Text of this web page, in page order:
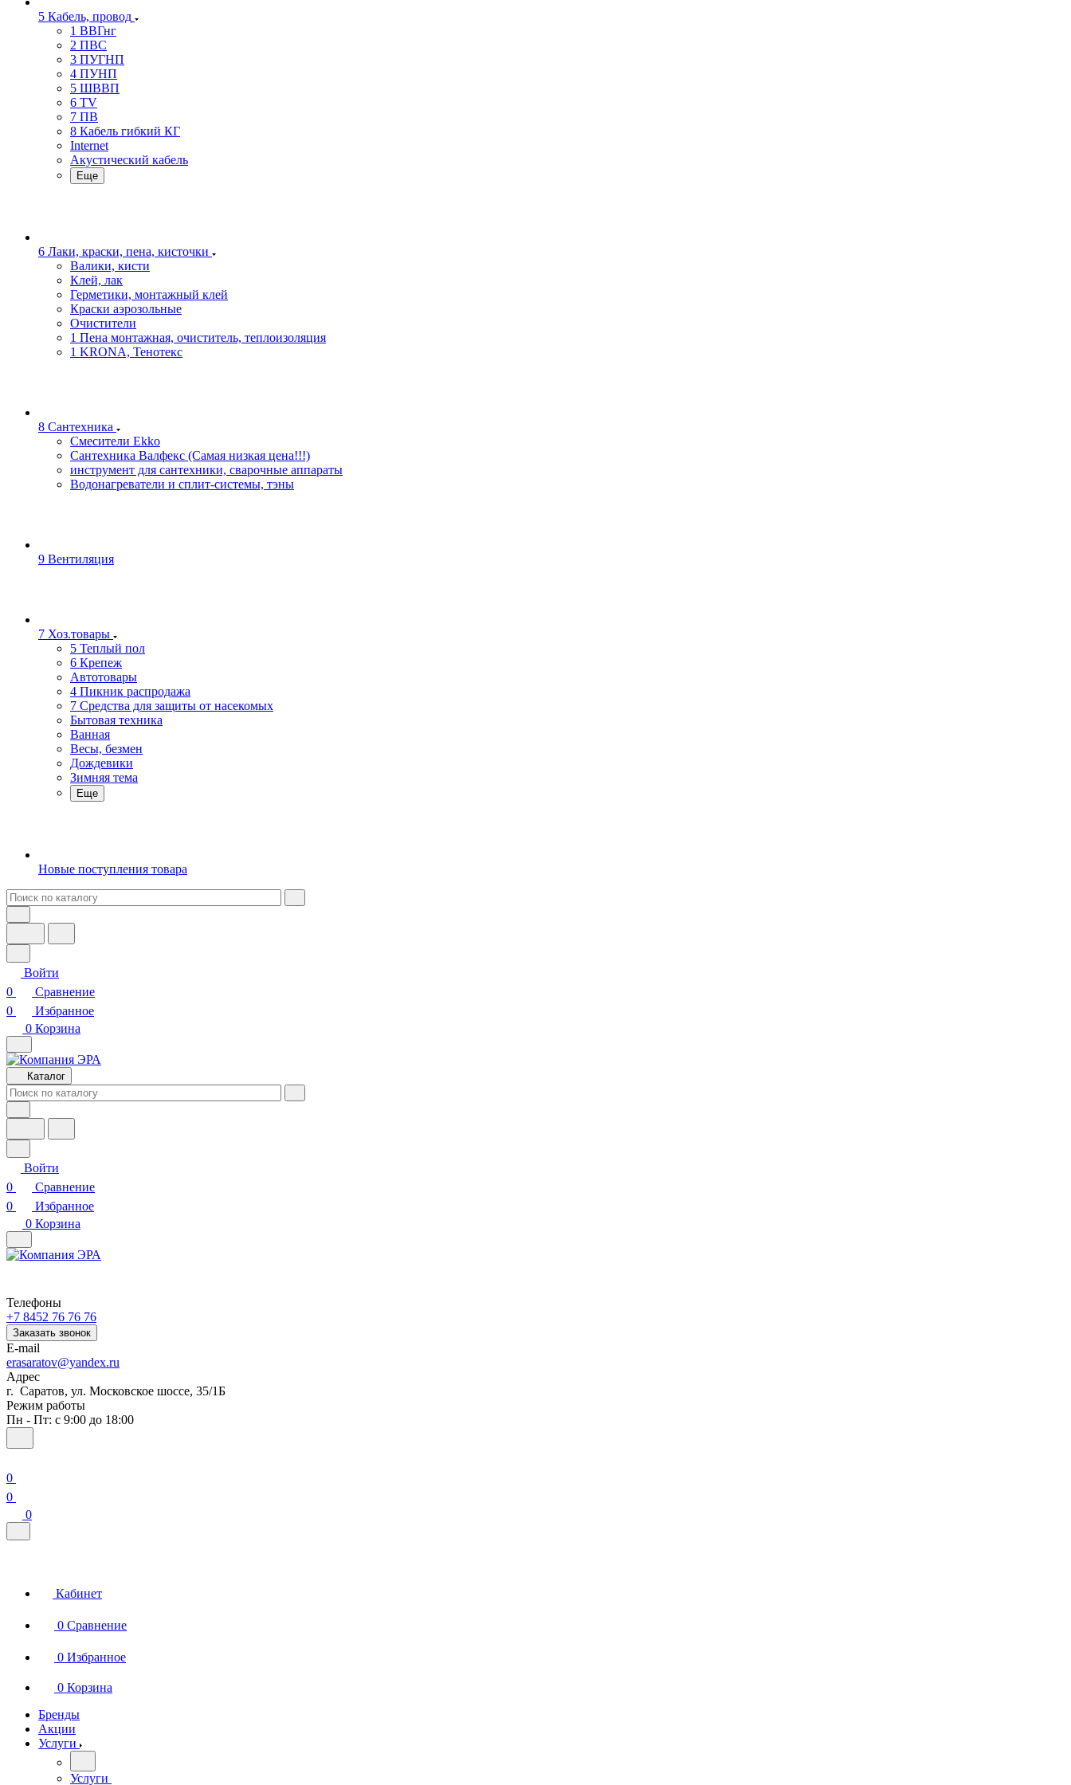
5 Кабель, провод
1 ВВГнг
2 ПВС
3 ПУГНП
4 ПУНП
5 ШВВП
6 TV
7 ПВ
8 Кабель гибкий КГ
Internet
Акустический кабель
Еще
6 Лаки, краски, пена, кисточки
Валики, кисти
Клей, лак
Герметики, монтажный клей
Краски аэрозольные
Очистители
1 Пена монтажная, очиститель, теплоизоляция
1 KRONA, Тенотекс
8 Сантехника
Смесители Ekko
Сантехника Валфекс (Самая низкая цена!!!)
инструмент для сантехники, сварочные аппараты
Водонагреватели и сплит-системы, тэны
9 Вентиляция
7 Хоз.товары
5 Теплый пол
6 Крепеж
Автотовары
4 Пикник распродажа
7 Средства для защиты от насекомых
Бытовая техника
Ванная
Весы, безмен
Дождевики
Зимняя тема
Еще
Новые поступления товара
Войти
0
Сравнение
0
Избранное
0 Корзина
Каталог
Войти
0
Сравнение
0
Избранное
0 Корзина
Телефоны
+7 8452 76 76 76
Заказать звонок
E-mail
erasaratov@yandex.ru
Адрес
г. Саратов, ул. Московское шоссе, 35/1Б
Режим работы
Пн - Пт: с 9:00 до 18:00
0
0
0
Кабинет
0 Сравнение
0 Избранное
0 Корзина
Бренды
Акции
Услуги
Услуги